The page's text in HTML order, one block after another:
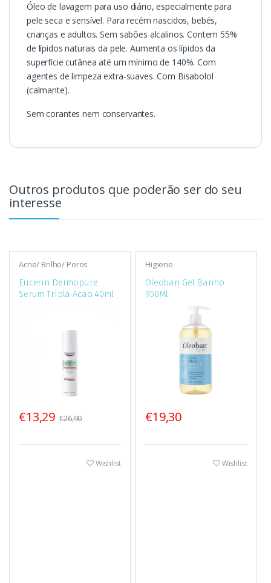
Óleo de lavagem para uso diário, especialmente para
pele seca e sensível. Para recém nascidos, bebés,
crianças e adultos. Sem sabões alcalinos. Contem 55%
de lípidos naturais da pele. Aumenta os lípidos da
superfície cutânea até um mínimo de 140%. Com
agentes de limpeza extra-suaves. Com Bisabolol
(calmante).
Sem corantes nem conservantes.
Outros produtos que poderão ser do seu
interesse
Acne/ Brilho/ Poros
Eucerin Dermopure
Serum Tripla Acao 40ml
€13,29 €26,90
Wishlist
Higiene
Oleoban Gel Banho
950Ml
€19,30
Wishlist